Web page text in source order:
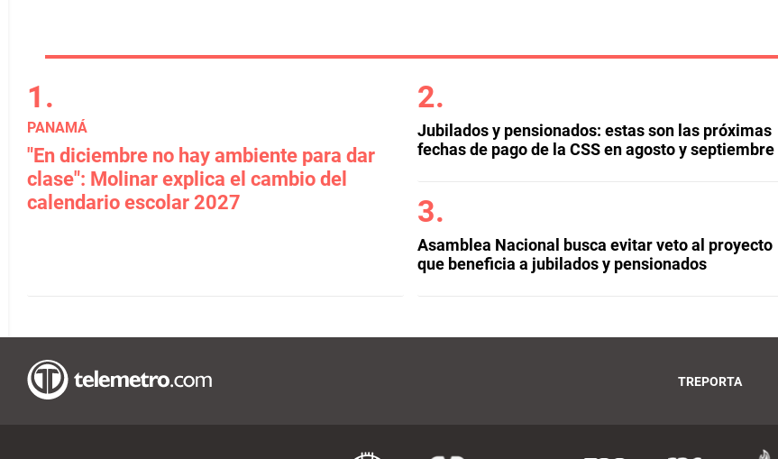
PANAMÁ
"En diciembre no hay ambiente para dar
clase": Molinar explica el cambio del
calendario escolar 2027
Jubilados y pensionados: estas son las próximas
fechas de pago de la CSS en agosto y septiembre
Asamblea Nacional busca evitar veto al proyecto
que beneficia a jubilados y pensionados
TREPORTA